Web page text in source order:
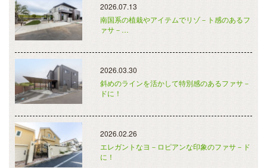
2026.07.13
南国系の植栽やアイテムでリゾ－ト感のあるフ
ァサ－…
2026.03.30
斜めのラインを活かして特別感のあるファサ－
ドに！
2026.02.26
エレガントなヨ－ロピアンな印象のファサ－ド
に！